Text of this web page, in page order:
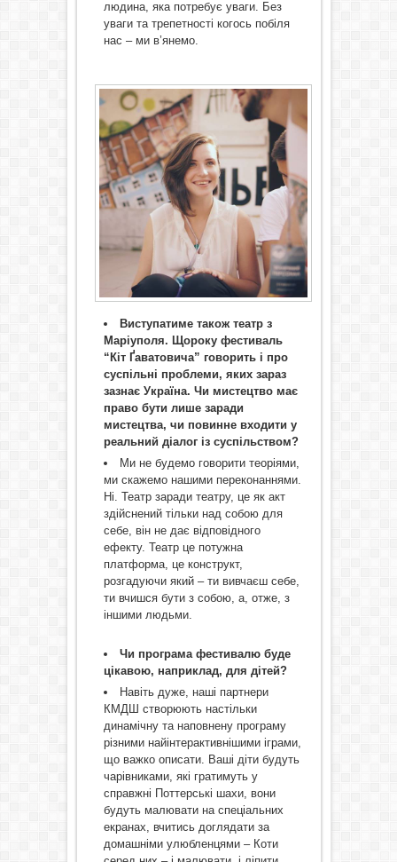
людина, яка потребує уваги. Без
уваги та трепетності когось побіля
нас – ми в’янемо.
Виступатиме також театр з
Маріуполя. Щороку фестиваль
“Кіт Ґаватовича” говорить і про
суспільні проблеми, яких зараз
зазнає Україна. Чи мистецтво має
право бути лише заради
мистецтва, чи повинне входити у
реальний діалог із суспільством?
Ми не будемо говорити теоріями,
ми скажемо нашими переконаннями.
Ні. Театр заради театру, це як акт
здійснений тільки над собою для
себе, він не дає відповідного
ефекту. Театр це потужна
платформа, це конструкт,
розгадуючи який – ти вивчаєш себе,
ти вчишся бути з собою, а, отже, з
іншими людьми.
Чи програма фестивалю буде
цікавою, наприклад, для дітей?
Навіть дуже, наші партнери
КМДШ створюють настільки
динамічну та наповнену програму
різними найінтерактивнішими іграми,
що важко описати. Ваші діти будуть
чарівниками, які гратимуть у
справжні Поттерські шахи, вони
будуть малювати на спеціальних
екранах, вчитись доглядати за
домашніми улюбленцями – Коти